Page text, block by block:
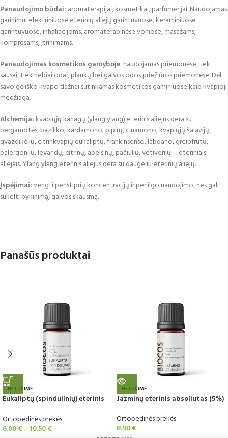
Panaudojimo būdai: aromaterapijai, kosmetikai, parfumerijai. Naudojamas
garinimui elektriniuose eterinių aliejų garintuvuose, keraminiuose
garintuvuose, inhaliacijoms, aromaterapinėse voniose, masažams,
kompresams, įtrinimams.
Panaudojimas kosmetikos gamyboje: naudojamas priemonėse tiek
sausai, tiek riebiai odai, plaukų bei galvos odos priežiūros priemonėse. Dėl
savo gėliško kvapo dažnai sutinkamas kosmetikos gaminiuose kaip kvapioji
medžiaga.
Alchemija: kvapiųjų kanagų (ylang ylang) eterinis aliejus dera su
bergamotės, baziliko, kardamono, pipirų, cinamono, kvapiųjų šalavijų,
gvazdikėlių, citrinkvapių eukaliptų, frankinsenso, labdano, greipfrutų,
palergonijų, levandų, citrinų, apelsinų, pačiulių, vetiverijų…. eteriniais
aliejais. Ylang ylang eterinis aliejus dera su daugeliu eterinių aliejų.
Įspėjimai:vengti per stiprių koncentracijų ir per ilgo naudojimo, nes gali
sukelti pykinimą, galvos skausmą.
Panašūs produktai
NETURIME
Eukaliptų (spindulinių) eterinis
Ortopedinės prekės
6.00€– 10.50€
NETURIME
Jazminų eterinis absoliutas (5%)
Ortopedinės prekės
8.90€